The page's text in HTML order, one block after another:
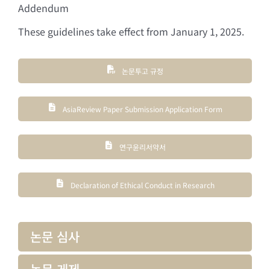
Addendum
These guidelines take effect from January 1, 2025.
논문투고 규정
AsiaReview Paper Submission Application Form
연구윤리서약서
Declaration of Ethical Conduct in Research
논문 심사